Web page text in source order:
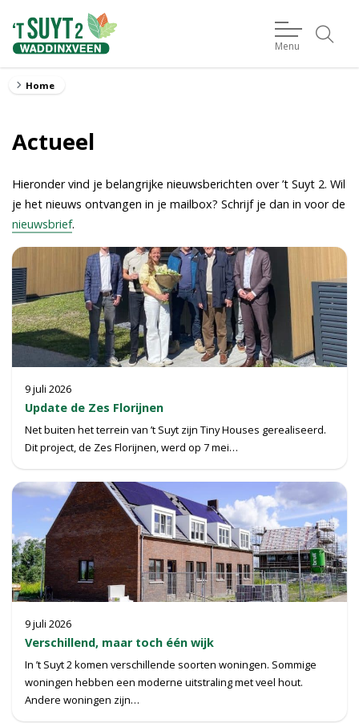
Menu
Home
Actueel
Hieronder vind je belangrijke nieuwsberichten over ’t Suyt 2. Wil
je het nieuws ontvangen in je mailbox? Schrijf je dan in voor de
nieuwsbrief.
Update de Zes Florijnen
9 juli 2026
Net buiten het terrein van ’t Suyt zijn Tiny Houses gerealiseerd.
Dit project, de Zes Florijnen, werd op 7 mei…
Verschillend, maar toch één wijk
9 juli 2026
In ’t Suyt 2 komen verschillende soorten woningen. Sommige
woningen hebben een moderne uitstraling met veel hout.
Andere woningen zijn…